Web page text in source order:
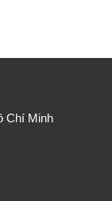
Chí Minh